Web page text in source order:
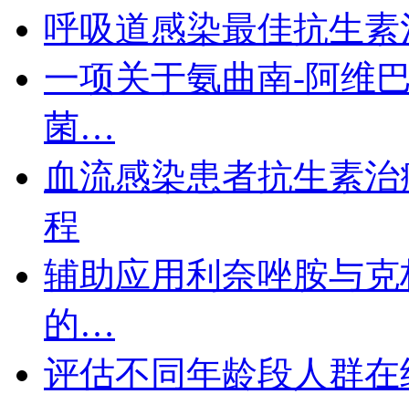
呼吸道感染最佳抗生
一项关于氨曲南-阿维
菌…
血流感染患者抗生素
程
辅助应用利奈唑胺与
的…
评估不同年龄段人群